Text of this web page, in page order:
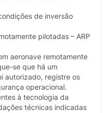
de inversão
pilotadas – ARP
aeronave remotamente
se que há um
autorizado, registre os
operacional.
à tecnologia da
técnicas indicadas